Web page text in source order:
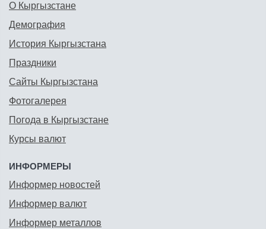
О Кыргызстане
Демография
История Кыргызстана
Праздники
Сайты Кыргызстана
Фотогалерея
Погода в Кыргызстане
Курсы валют
ИНФОРМЕРЫ
Информер новостей
Информер валют
Информер металлов